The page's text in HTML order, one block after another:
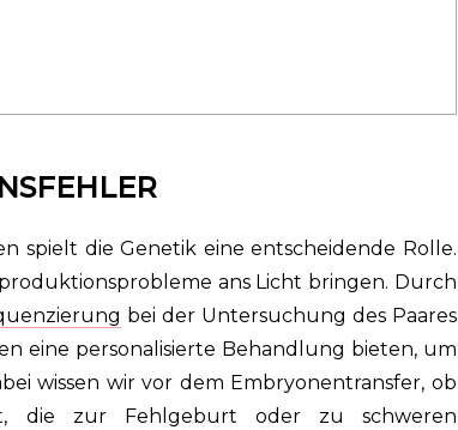
spielt die Genetik eine entscheidende Rolle.
ans Licht bringen. Durch
bei der Untersuchung des Paares
eine personalisierte Behandlung bieten, um
wissen wir vor dem Embryonentransfer, ob
die zur Fehlgeburt oder zu schweren